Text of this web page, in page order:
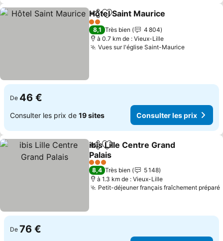
PartagerAjouter à mes favoris
Hôtel Saint Maurice
2 Étoiles
8,1 Très bien
4 804
à 0.7 km de : Vieux-Lille
Vues sur l'église Saint-Maurice
De 46 €
Consulter les prix de 19 sites Consulter les prix
PartagerAjouter à mes favoris
ibis Lille Centre Grand
Palais
Consulter les prix
3 Étoiles
8,4 Très bien
5 148
à 1.3 km de : Vieux-Lille
Petit-déjeuner français fraîchement préparé
De 76 €